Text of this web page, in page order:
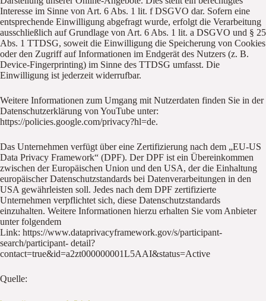
Interesse im Sinne von Art. 6 Abs. 1 lit. f DSGVO dar. Sofern eine
entsprechende Einwilligung abgefragt wurde, erfolgt die Verarbeitung
ausschließlich auf Grundlage von Art. 6 Abs. 1 lit. a DSGVO und § 25
Abs. 1 TTDSG, soweit die Einwilligung die Speicherung von Cookies
oder den Zugriff auf Informationen im Endgerät des Nutzers (z. B.
Device-Fingerprinting) im Sinne des TTDSG umfasst. Die
Einwilligung ist jederzeit widerrufbar.
Weitere Informationen zum Umgang mit Nutzerdaten finden Sie in der
Datenschutzerklärung von YouTube unter:
https://policies.google.com/privacy?hl=de.
Das Unternehmen verfügt über eine Zertifizierung nach dem „EU-US
Data Privacy Framework“ (DPF). Der DPF ist ein Übereinkommen
zwischen der Europäischen Union und den USA, der die Einhaltung
europäischer Datenschutzstandards bei Datenverarbeitungen in den
USA gewährleisten soll. Jedes nach dem DPF zertifizierte
Unternehmen verpflichtet sich, diese Datenschutzstandards
einzuhalten. Weitere Informationen hierzu erhalten Sie vom Anbieter
unter folgendem
Link: https://www.dataprivacyframework.gov/s/participant-
search/participant- detail?
contact=true&id=a2zt000000001L5AAI&status=Active
Quelle: